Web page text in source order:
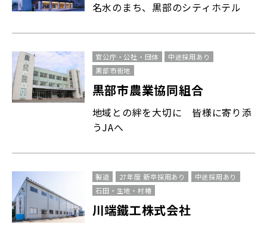
名水のまち、黒部のシティホテル
官公庁・公社・団体
中途採用あり
黒部市街地
黒部市農業協同組合
地域との絆を大切に 皆様に寄り添
うJAへ
製造 27年度 新卒採用あり
中途採用あり
石田・生地・村椿
川端鐵工株式会社